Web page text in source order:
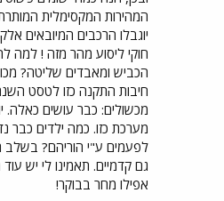
חוקי ליסוע מהר מזה ! למה
הכביש ומאבדים שליטה?
חיבות התקנה כזו לטסט
מכשולים: כבר עושים כאלה.
מערכת כזו. כמה ילדים כבר
לפעמים ע"י הוריהם? בשלב
גם קדמיים. תאמינו לי יש
אפילו מחר בבוקר!